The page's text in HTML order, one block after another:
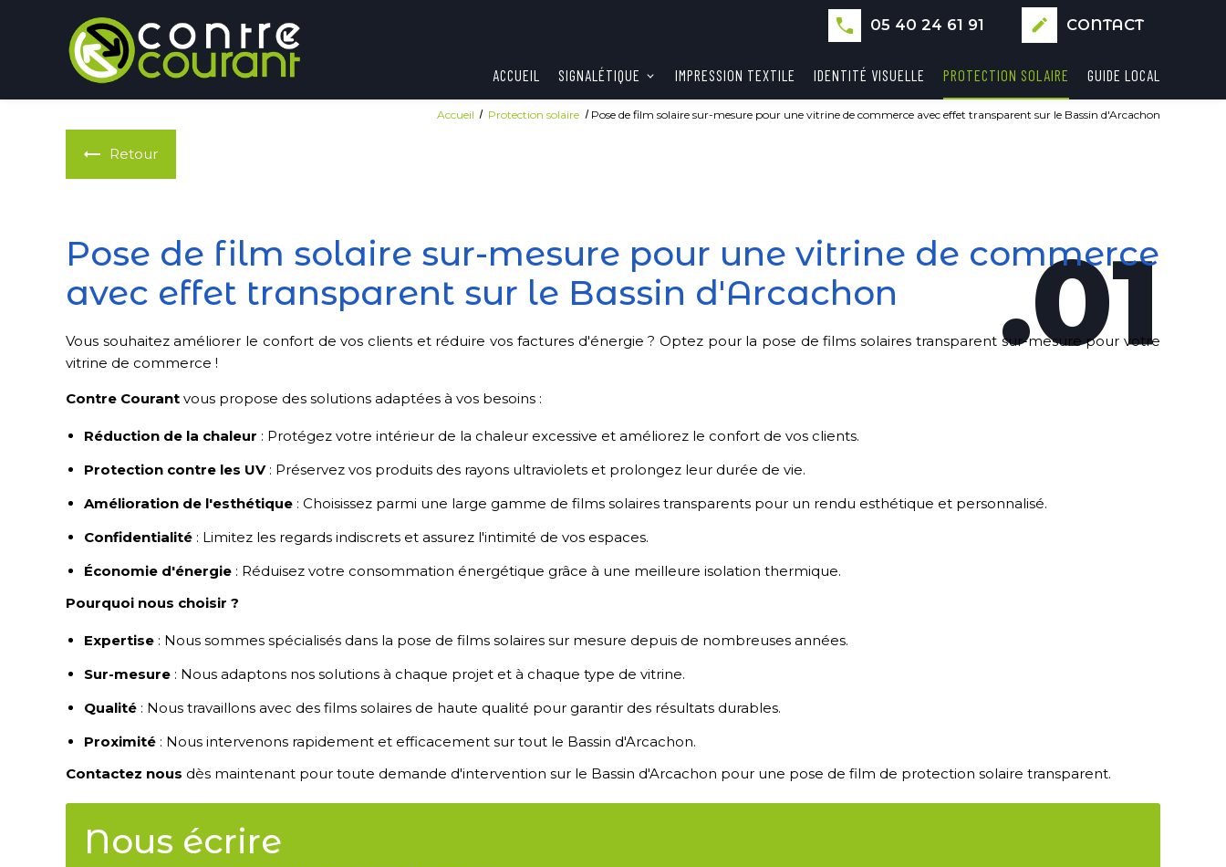
05 40 24 61 91 create CONTACT
ACCUEIL SIGNALÉTIQUE IMPRESSION TEXTILE IDENTITÉ VISUELLE PROTECTION SOLAIRE GUIDE LOCAL
Accueil Protection solaire Pose de film solaire sur-mesure pour une vitrine de commerce avec effet transparent sur le Bassin d'Arcachon
Retour
.01
Pose de film solaire sur-mesure pour une vitrine de commerce
avec effet transparent sur le Bassin d'Arcachon
Vous souhaitez améliorer le confort de vos clients et réduire vos factures d'énergie ? Optez pour la pose de films solaires transparent sur-mesure pour votre
vitrine de commerce !
Contre Courant vous propose des solutions adaptées à vos besoins :
Réduction de la chaleur : Protégez votre intérieur de la chaleur excessive et améliorez le confort de vos clients.
Protection contre les UV: Préservez vos produits des rayons ultraviolets et prolongez leur durée de vie.
Amélioration de l'esthétique : Choisissez parmi une large gamme de films solaires transparents pour un rendu esthétique et personnalisé.
Confidentialité : Limitez les regards indiscrets et assurez l'intimité de vos espaces.
Économie d'énergie : Réduisez votre consommation énergétique grâce à une meilleure isolation thermique.
Pourquoi nous choisir ?
Expertise : Nous sommes spécialisés dans la pose de films solaires sur mesure depuis de nombreuses années.
Sur-mesure : Nous adaptons nos solutions à chaque projet et à chaque type de vitrine.
Qualité : Nous travaillons avec des films solaires de haute qualité pour garantir des résultats durables.
Proximité : Nous intervenons rapidement et efficacement sur tout le Bassin d'Arcachon.
Contactez nous dès maintenant pour toute demande d'intervention sur le Bassin d'Arcachon pour une pose de film de protection solaire transparent.
Nous écrire